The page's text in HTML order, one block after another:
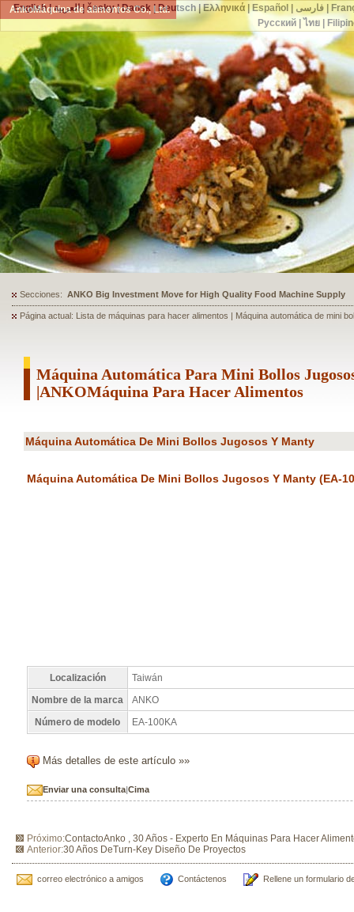
AnkoMáquina de alimentos Co., Ltd.
Secciones: ANKO's Food Processing Equipment Assists a Shoe Seller to Start
Página actual: Lista de máquinas para hacer alimentos | Máquina automática de mini
Máquina Automática Para Mini Bollos
|ANKOMáquina Para Hacer Alimentos
Máquina Automática De Mini Bollos Jugosos Y Manty
Máquina Automática De Mini Bollos Jugosos Y Manty (EA-
Localización
Taiwán
Nombre de la marca
ANKO
Número de modelo
EA-100KA
Más detalles de este artículo »»
Enviar una consulta|Cima
Próximo:ContactoAnko , 30 Años - Experto En Máquinas Para Hacer
Anterior:30 Años DeTurn-Key Diseño De Proyectos
correo electrónico a amigos Contáctenos Rellene un formulario
English|العربية| česky|Dansk| Deutsch|Ελληνικά|Español فارسی|
Русский| ไทย|